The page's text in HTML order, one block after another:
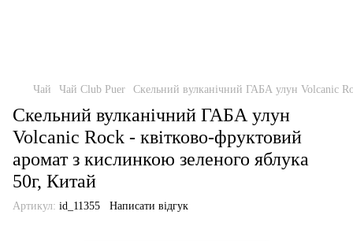
Чай Чай Club Puer Скельний вулканічний ГАБА улун Volcanic
Скельний вулканічний ГАБА улун
Volcanic Rock - квітково-фруктовий
аромат з кислинкою зеленого яблука
50г, Китай
Артикул: id_11355 Написати відгук